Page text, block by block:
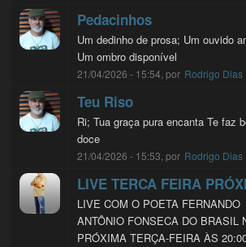
Pedacinhos
Um dedinho de prosa; Um ouvido
Um ombro disponível
21/04/2026 - 15:54, por Rodrigo Dias
Teu Riso
Ri; Tua graça pura encanta Te faz
doce
21/04/2026 - 15:53, por Rodrigo Dias
LIVE TERCA FEIRA
LIVE COM O POETA FERNANDO
ANTÔNIO FONSECA DO BRASIL
PRÓXIMA TERÇA-FEIRA ÀS